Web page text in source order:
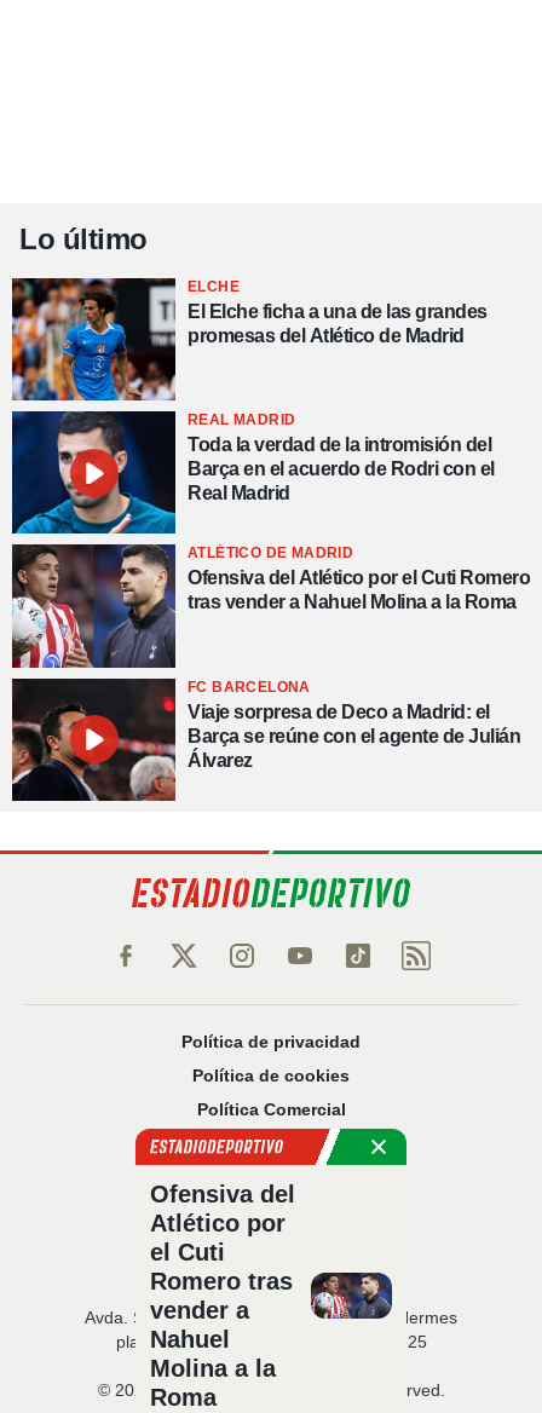
Lo último
ELCHE
El Elche ficha a una de las grandes
promesas del Atlético de Madrid
REAL MADRID
Toda la verdad de la intromisión del
Barça en el acuerdo de Rodri con el
Real Madrid
ATLÉTICO DE MADRID
Ofensiva del Atlético por el Cuti Romero
tras vender a Nahuel Molina a la Roma
FC BARCELONA
Viaje sorpresa de Deco a Madrid: el
Barça se reúne con el agente de Julián
Álvarez
Política de privacidad
Política de cookies
Política Comercial
Aviso legal
Sobre nosotros
Código Ético
Avda. San Francisco Javier, 22 · Edificio Hermes
planta 5 · 41018 Sevilla · T. 954 216 525
© 2026 Estadio Deportivo. All rights reserved.
Ofensiva del
Atlético por
el Cuti
Romero tras
vender a
Nahuel
Molina a la
Roma